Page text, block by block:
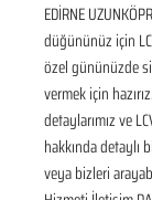
EDİRNE
düğününüz için
özel gününüzde
vermek için
detaylarımız ve
hakkında
veya bizleri